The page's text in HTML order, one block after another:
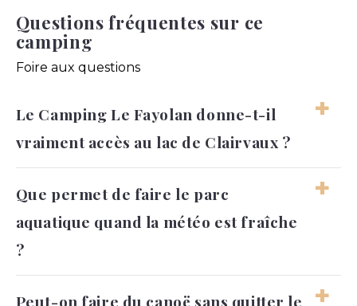
Questions fréquentes sur ce
camping
Foire aux questions
Le Camping Le Fayolan donne-t-il
vraiment accès au lac de Clairvaux ?
Le Camping Le Fayolan permet de profiter
directement du lac naturel de Clairvaux pendant
votre séjour dans le Jura. Cette situation est l’un
des grands atouts du camping, car vous pouvez
alterner entre les équipements aquatiques du
domaine et les moments au bord du lac. L’accès
direct au lac facilite les journées sans
Que permet de faire le parc
aquatique quand la météo est fraîche
?
Le parc aquatique du Camping Le Fayolan
Peut-on faire du canoë sans quitter le